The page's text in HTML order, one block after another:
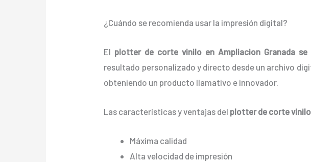
¿Cuándo se recomienda usar la impresión digital?
El plotter de corte vinilo en Ampliacion Granada se
resultado personalizado y directo desde un archivo
obteniendo un producto llamativo e innovador.
Las características y ventajas del plotter de corte
Máxima calidad
Alta velocidad de impresión